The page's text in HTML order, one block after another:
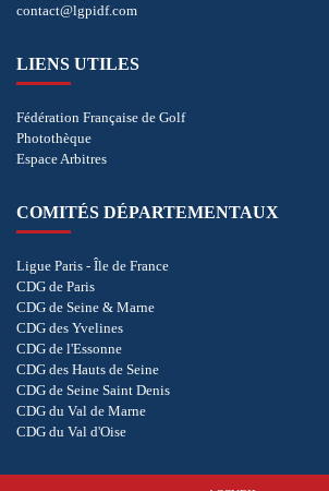
contact@lgpidf.com
LIENS UTILES
Fédération Française de Golf
Photothèque
Espace Arbitres
COMITÉS DÉPARTEMENTAUX
Ligue Paris - Île de France
CDG de Paris
CDG de Seine & Marne
CDG des Yvelines
CDG de l'Essonne
CDG des Hauts de Seine
CDG de Seine Saint Denis
CDG du Val de Marne
CDG du Val d'Oise